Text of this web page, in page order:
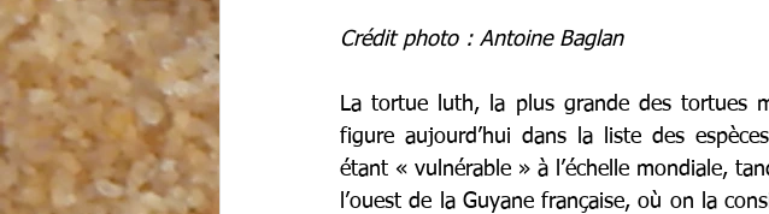
Crédit photo : Antoine Baglan
La tortue luth, la plus grande des tortues
figure aujourd’hui dans la liste des
étant « vulnérable » à l’échelle mondiale,
l’ouest de la Guyane française, où on la